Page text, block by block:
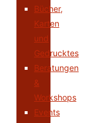
Bücher,
Karten
und
Gedrucktes
Beratungen
&
Workshops
Events